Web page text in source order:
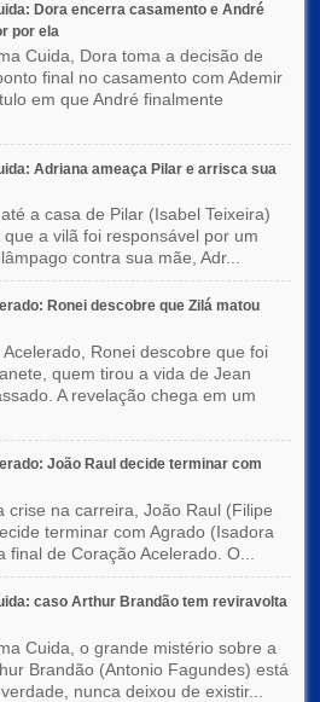
Dora encerra casamento e André
por ela
Cuida, Dora toma a decisão de
final no casamento com Ademir
em que André finalmente
Adriana ameaça Pilar e arrisca sua
a casa de Pilar (Isabel Teixeira)
a vilã foi responsável por um
contra sua mãe, Adr...
Ronei descobre que Zilá matou
Acelerado, Ronei descobre que foi
quem tirou a vida de Jean
A revelação chega em um
João Raul decide terminar com
crise na carreira, João Raul (Filipe
terminar com Agrado (Isadora
final de Coração Acelerado. O...
caso Arthur Brandão tem reviravolta
Cuida, o grande mistério sobre a
Brandão (Antonio Fagundes) está
nunca deixou de existir...